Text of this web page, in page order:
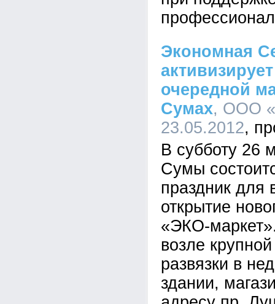
Экономная
очередной
Сумах, ООО
23.05.2012
В субботу 26
Сумы
праздник для
открытие
«ЭКО-
возле
развязки в
здании,